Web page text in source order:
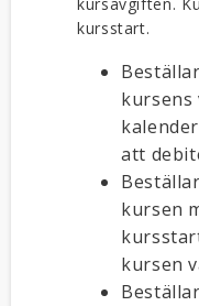
kursstart.
kursens
att
kursen
kursen